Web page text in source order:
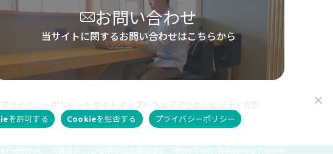
お問い合わせ
当サイトに関するお問い合わせはこちらから
Prefecture 写真提供：(公社)和歌山県観光連盟、Photo Credit: Wakayama Tourism
を許可する Cookieを拒否する プライバシーポリシー